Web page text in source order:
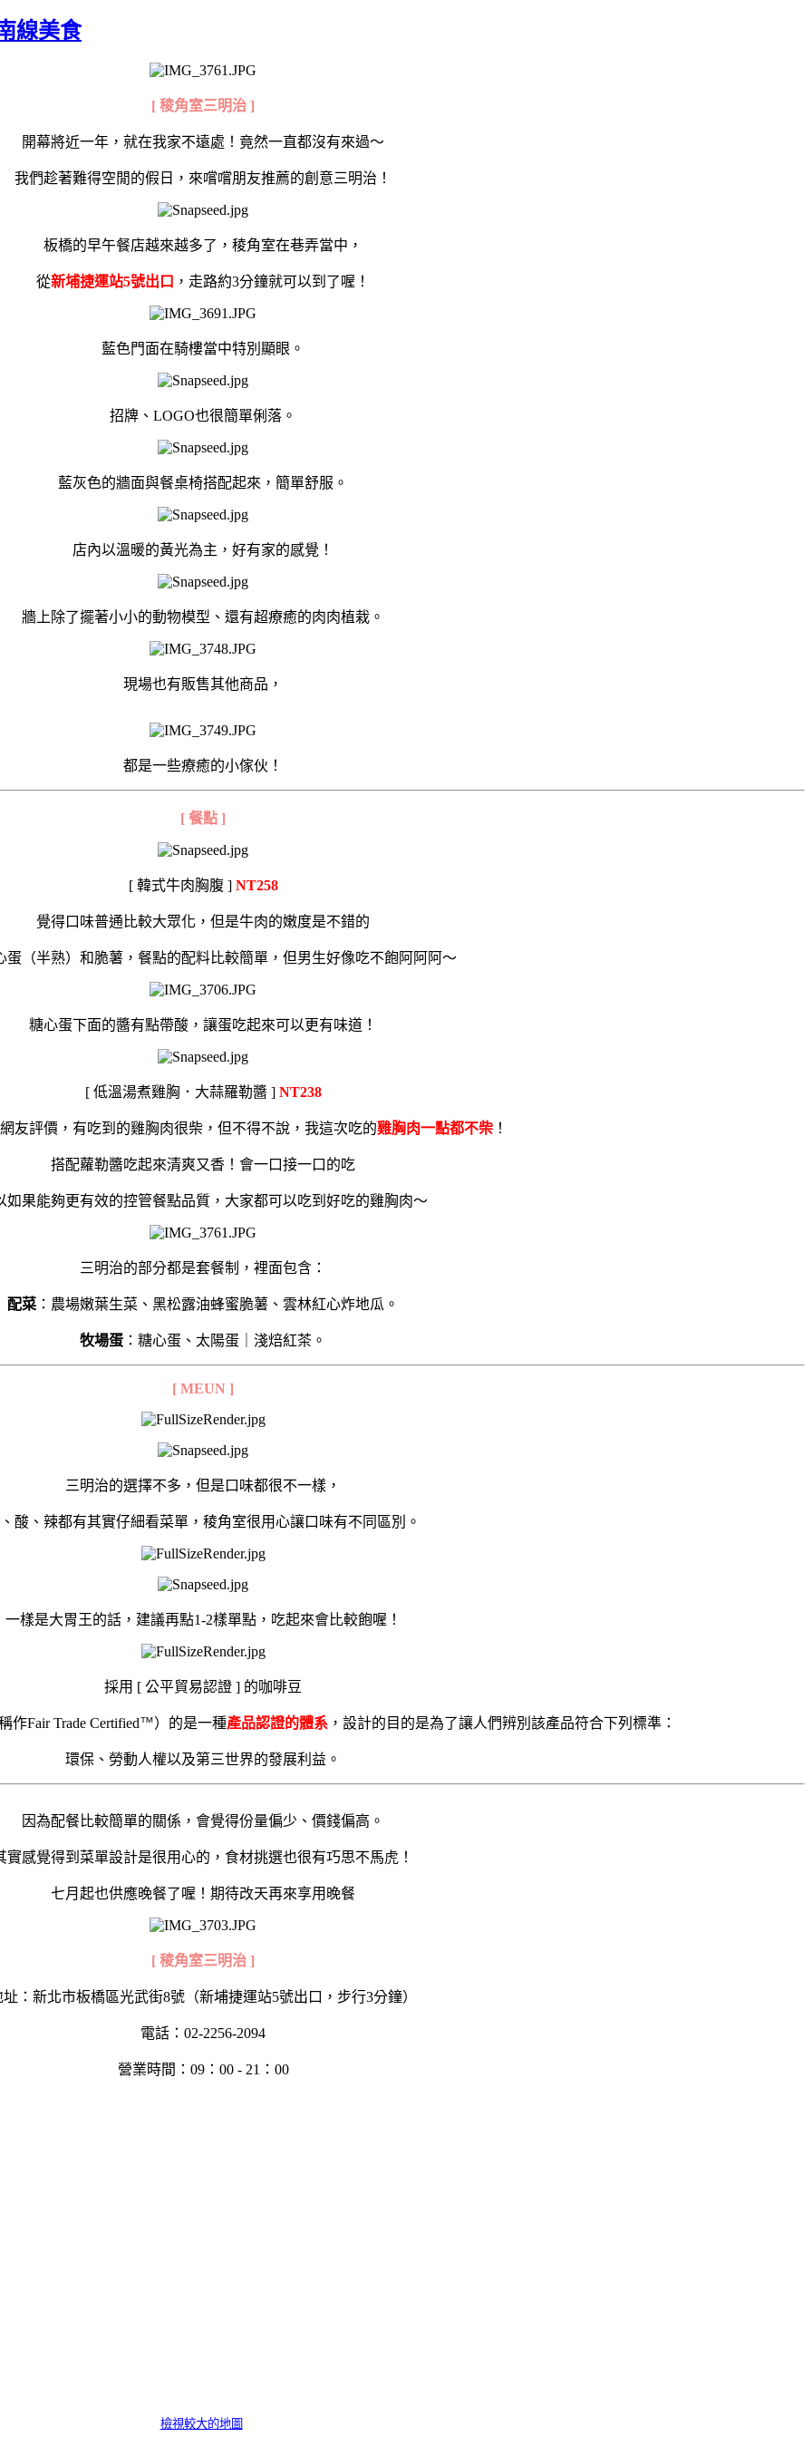
線美食
[ 稜角室三明治 ]
開幕將近一年，就在我家不遠處！竟然一直都沒有來過～
我們趁著難得空閒的假日，來嚐嚐朋友推薦的創意三明治！
板橋的早午餐店越來越多了，稜角室在巷弄當中，
從新埔捷運站5號出口 ，走路約3分鐘就可以到了喔！
藍色門面在騎樓當中特別顯眼。
招牌、LOGO也很簡單俐落。
藍灰色的牆面與餐桌椅搭配起來，簡單舒服。
店內以溫暖的黃光為主，好有家的感覺！
牆上除了擺著小小的動物模型、還有超療癒的肉肉植栽。
現場也有販售其他商品，
都是一些療癒的小傢伙！
[ 餐點 ]
[ 韓式牛肉胸腹 ] NT258
覺得口味普通比較大眾化，但是牛肉的嫩度是不錯的
蛋（半熟）和脆薯，餐點的配料比較簡單，但男生好像吃不飽阿阿阿～
糖心蛋下面的醬有點帶酸，讓蛋吃起來可以更有味道！
[ 低溫湯煮雞胸．大蒜羅勒醬 ] NT238
友評價，有吃到的雞胸肉很柴，但不得不說，我這次吃的雞胸肉一點都不柴 ！
搭配蘿勒醬吃起來清爽又香！會一口接一口的吃
如果能夠更有效的控管餐點品質，大家都可以吃到好吃的雞胸肉～
三明治的部分都是套餐制，裡面包含：
配菜 ：農場嫩葉生菜、黑松露油蜂蜜脆薯、雲林紅心炸地瓜。
牧場蛋 ：糖心蛋、太陽蛋｜淺焙紅茶。
[ MEUN ]
三明治的選擇不多，但是口味都很不一樣，
酸、辣都有其實仔細看菜單，稜角室很用心讓口味有不同區別。
一樣是大胃王的話，建議再點1-2樣單點，吃起來會比較飽喔！
採用 [ 公平貿易認證 ] 的咖啡豆
作Fair Trade Certified™）的是一種產品認證的體系 ，設計的目的是為了讓人們辨別該產品符合下列標準：
環保、勞動人權以及第三世界的發展利益。
因為配餐比較簡單的關係，會覺得份量偏少、價錢偏高。
實感覺得到菜單設計是很用心的，食材挑選也很有巧思不馬虎！
七月起也供應晚餐了喔！期待改天再來享用晚餐
[ 稜角室三明治 ]
址：新北市板橋區光武街8號（新埔捷運站5號出口，步行3分鐘）
電話：02-2256-2094
營業時間：09：00 - 21：00
檢視較大的地圖